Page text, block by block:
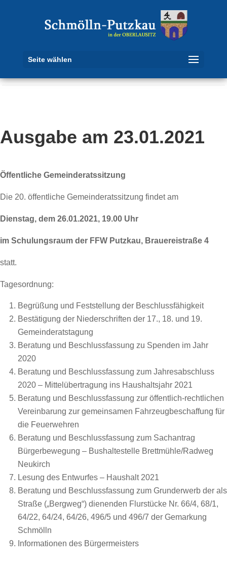
Seite wählen
Ausgabe am 23.01.2021
Öffentliche Gemeinderatssitzung
Die 20. öffentliche Gemeinderatssitzung findet am
Dienstag, dem 26.01.2021, 19.00 Uhr
im Schulungsraum der FFW Putzkau, Brauereistraße 4
statt.
Tagesordnung:
Begrüßung und Feststellung der Beschlussfähigkeit
Bestätigung der Niederschriften der 17., 18. und 19.
Gemeinderatstagung
Beratung und Beschlussfassung zu Spenden im Jahr
2020
Beratung und Beschlussfassung zum Jahresabschluss
2020 – Mittelübertragung ins Haushaltsjahr 2021
Beratung und Beschlussfassung zur öffentlich-rechtlichen
Vereinbarung zur gemeinsamen Fahrzeugbeschaffung für
die Feuerwehren
Beratung und Beschlussfassung zum Sachantrag
Bürgerbewegung – Bushaltestelle Brettmühle/Radweg
Neukirch
Lesung des Entwurfes – Haushalt 2021
Beratung und Beschlussfassung zum Grunderwerb der als
Straße („Bergweg“) dienenden Flurstücke Nr. 66/4, 68/1,
64/22, 64/24, 64/26, 496/5 und 496/7 der Gemarkung
Schmölln
Informationen des Bürgermeisters